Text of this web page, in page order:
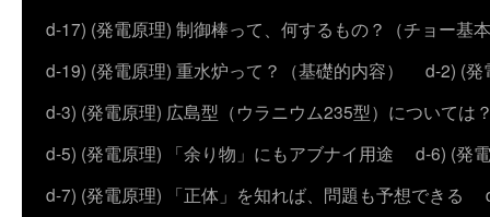
d-17) (発電原理) 制御棒って、何するもの？（チョー基
d-19) (発電原理) 重水炉って？（基礎的内容）
d-2) (発
d-3) (発電原理) 広島型（ウラニウム235型）については
d-5) (発電原理) 「余り物」にもアブナイ用途
d-6) (発
d-7) (発電原理) 「正体」を知れば、問題も予想できる